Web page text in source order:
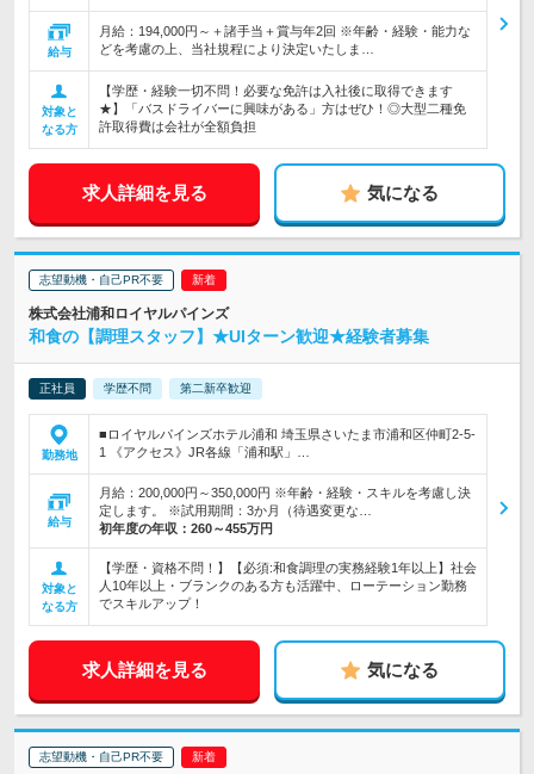
給与
月給：194,000円～＋諸手当＋賞与年2回 ※年齢・経験・能力な
どを考慮の上、当社規程により決定いたしま…
対象と
なる方
【学歴・経験一切不問！必要な免許は入社後に取得できます
★】「バスドライバーに興味がある」方はぜひ！◎大型二種免
許取得費は会社が全額負担
求人詳細を見る 気になる
志望動機・自己PR不要
株式会社浦和ロイヤルパインズ
和食の【調理スタッフ】★UIターン歓迎★経験者募集
正社員 学歴不問 第二新卒歓迎
勤務地
■ロイヤルパインズホテル浦和 埼玉県さいたま市浦和区仲町2-5-
1 《アクセス》JR各線「浦和駅」…
給与
月給：200,000円～350,000円 ※年齢・経験・スキルを考慮し決
定します。 ※試用期間：3か月（待遇変更な…
初年度の年収： 260～455万円
対象と
なる方
【学歴・資格不問！】【必須:和食調理の実務経験1年以上】社会
人10年以上・ブランクのある方も活躍中、ローテーション勤務
でスキルアップ！
求人詳細を見る 気になる
志望動機・自己PR不要